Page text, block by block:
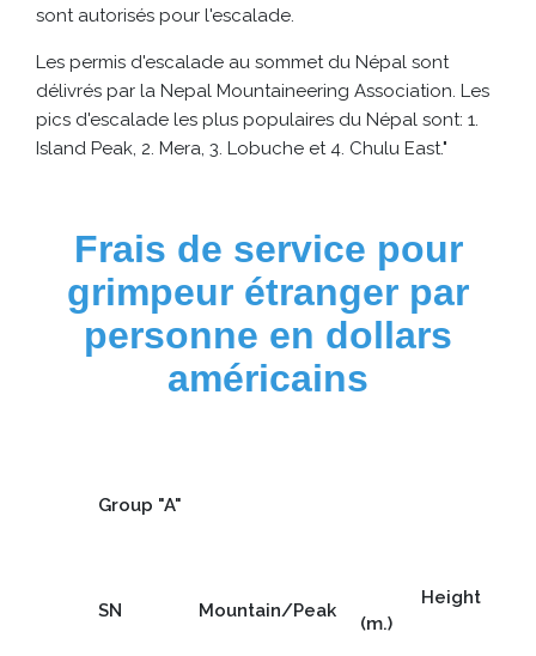
sont autorisés pour l'escalade.
Les permis d'escalade au sommet du Népal sont
délivrés par la Nepal Mountaineering Association. Les
pics d'escalade les plus populaires du Népal sont: 1.
Island Peak, 2. Mera, 3. Lobuche et 4. Chulu East."
Frais de service pour
grimpeur étranger par
personne en dollars
américains
Group "A"
SN Mountain/Peak
Height
(m.)